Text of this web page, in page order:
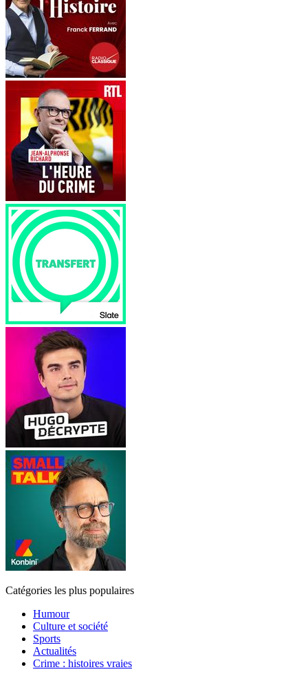
Catégories les plus populaires
Humour
Culture et société
Sports
Actualités
Crime : histoires vraies